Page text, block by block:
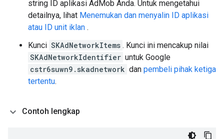
string ID aplikasi AdMob Anda. Untuk mengetahui
detailnya, lihat Menemukan dan menyalin ID aplikasi
atau ID unit iklan .
Kunci SKAdNetworkItems . Kunci ini mencakup nilai
SKAdNetworkIdentifier untuk Google
cstr6suwn9.skadnetwork dan pembeli pihak ketiga
tertentu.
Contoh lengkap